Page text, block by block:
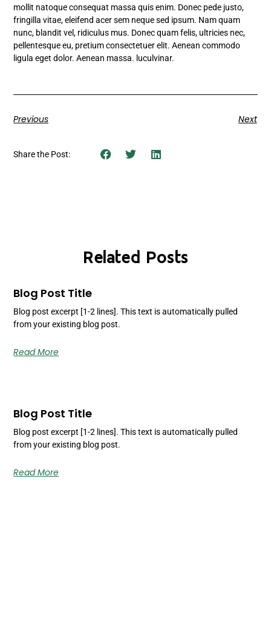
mollit natoque consequat massa quis enim. Donec pede justo,
fringilla vitae, eleifend acer sem neque sed ipsum. Nam quam
nunc, blandit vel, ridiculus mus. Donec quam felis, ultricies nec,
pellentesque eu, pretium consectetuer elit. Aenean commodo
ligula eget dolor. Aenean massa. luculvinar.
Previous Next
Share the Post:
Related Posts
Blog Post Title
Blog post excerpt [1-2 lines]. This text is automatically pulled
from your existing blog post.
Read More
Blog Post Title
Blog post excerpt [1-2 lines]. This text is automatically pulled
from your existing blog post.
Read More